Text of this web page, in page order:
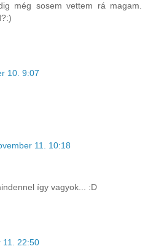
még sosem vettem rá magam.
10. 9:07
11. 10:18
így vagyok... :D
11. 22:50